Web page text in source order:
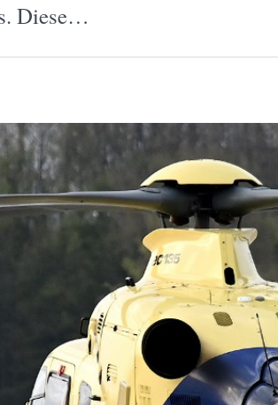
Diese…